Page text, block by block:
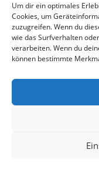
Um dir ein optimales
Cookies, um
zuzugreifen. Wenn du
wie das Surfverhalten
verarbeiten. Wenn du
können bestimmte
Welk
Weiler Schafhof
73230
Telefon: +49
Fax: +49 7021 /
info@welk-
© 2026 Welk-